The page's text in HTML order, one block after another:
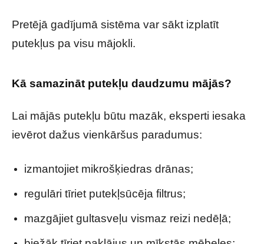
Pretējā gadījumā sistēma var sākt izplatīt
putekļus pa visu mājokli.
Kā samazināt putekļu daudzumu mājās?
Lai mājās putekļu būtu mazāk, eksperti iesaka
ievērot dažus vienkāršus paradumus:
izmantojiet mikrošķiedras drānas;
regulāri tīriet putekļsūcēja filtrus;
mazgājiet gultasveļu vismaz reizi nedēļā;